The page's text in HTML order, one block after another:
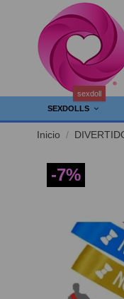
SEXDOLLS
sexdoll
Inicio
-7%